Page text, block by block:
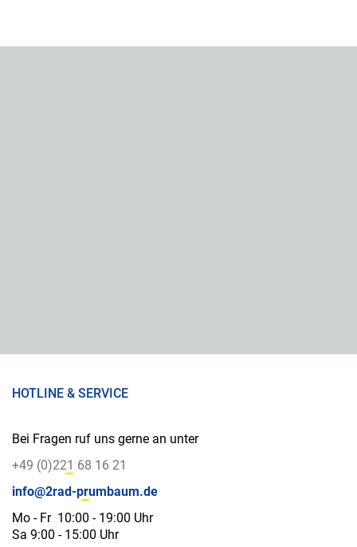
HOTLINE & SERVICE
Bei Fragen ruf uns gerne an unter
+49 (0)221 68 16 21
info@2rad-prumbaum.de
Mo - Fr 10:00 - 19:00 Uhr
Sa 9:00 - 15:00 Uhr